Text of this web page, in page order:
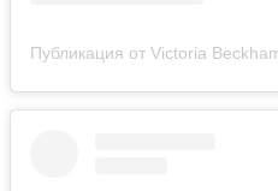
Публикация от Victoria